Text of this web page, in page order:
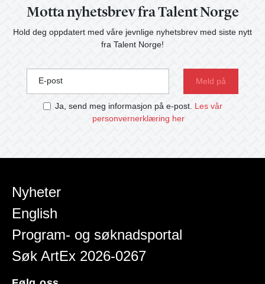
Motta nyhetsbrev fra Talent Norge
Hold deg oppdatert med våre jevnlige nyhetsbrev med siste nytt
fra Talent Norge!
E-post
Ja, send meg informasjon på e-post. Les vår
personvernerklæring her
Nyheter
English
Program- og søknadsportal
Søk ArtEx 2026-0267